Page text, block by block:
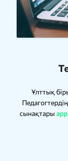
Ұлттық
сынақтары